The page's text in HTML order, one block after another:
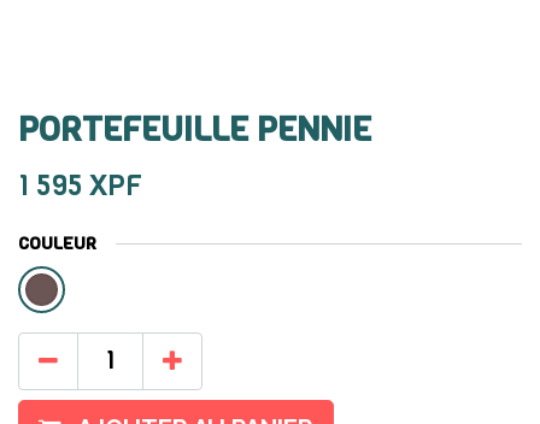
PORTEFEUILLE PENNIE
1 595 XPF
COULEUR